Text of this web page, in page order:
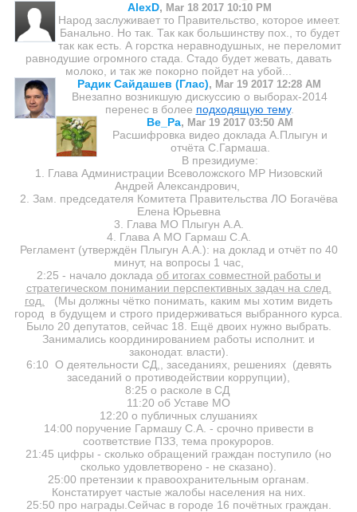
AlexD, Mar 18 2017 10:10 PM
Народ заслуживает то Правительство, которое имеет.
Банально. Но так. Так как большинству пох., то будет
так как есть. А горстка неравнодушных, не переломит
равнодушие огромного стада. Стадо будет жевать, давать
молоко, и так же покорно пойдет на убой...
Радик Сайдашев (Глас), Mar 19 2017 12:28 AM
Внезапно возникшую дискуссию о выборах-2014
перенес в более подходящую тему.
Ве_Ра, Mar 19 2017 03:50 AM
Расшифровка видео доклада А.Плыгун и
отчёта С.Гармаша.
В президиуме:
1. Глава Администрации Всеволожского МР Низовский
Андрей Александрович,
2. Зам. председателя Комитета Правительства ЛО Богачёва
Елена Юрьевна
3. Глава МО Плыгун А.А.
4. Глава А МО Гармаш С.А.
Регламент (утверждён Плыгун А.А.): на доклад и отчёт по 40
минут, на вопросы 1 час,
2:25 - начало доклада об итогах совместной работы и
стратегическом понимании перспективных задач на след.
год.
(Мы должны чётко понимать, каким мы хотим видеть
город в будущем и строго придерживаться выбранного курса.
Было 20 депутатов, сейчас 18. Ещё двоих нужно выбрать.
Занимались координированием работы исполнит. и
законодат. власти).
6:10 О деятельности СД,, заседаниях, решениях (девять
заседаний о противодействии коррупции),
8:25 о расколе в СД
11:20 об Уставе МО
12:20 о публичных слушаниях
14:00 поручение Гармашу С.А. - срочно привести в
соответствие ПЗЗ, тема прокуроров.
21:45 цифры - сколько обращений граждан поступило (но
сколько удовлетворено - не сказано).
25:00 претензии к правоохранительным органам.
Констатирует частые жалобы населения на них.
25:50 про награды.Сейчас в городе 16 почётных граждан.